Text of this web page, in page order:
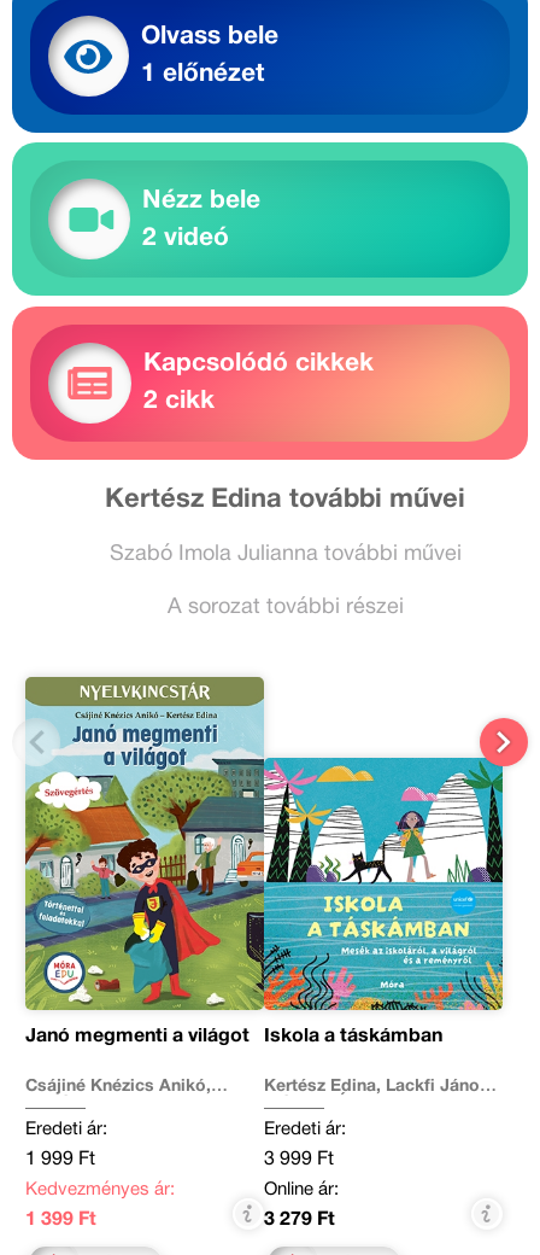
Olvass bele
1 előnézet
Nézz bele
2 videó
Kapcsolódó cikkek
2 cikk
Kertész Edina további művei
Szabó Imola Julianna további művei
A sorozat további részei
Janó megmenti a világot
Csájiné Knézics Anikó,
Eredeti ár:
1 999 Ft
Kedvezményes ár:
1 399 Ft
Iskola a táskámban
Kertész Edina, Lackfi János,
Luzsányi Mónika, Molnár
Krisztina Rita, Szabó Imola
Julianna, Tamás Zsuzsa,
Emőke, Vig Balázs
Eredeti ár:
3 999 Ft
Online ár:
3 279 Ft